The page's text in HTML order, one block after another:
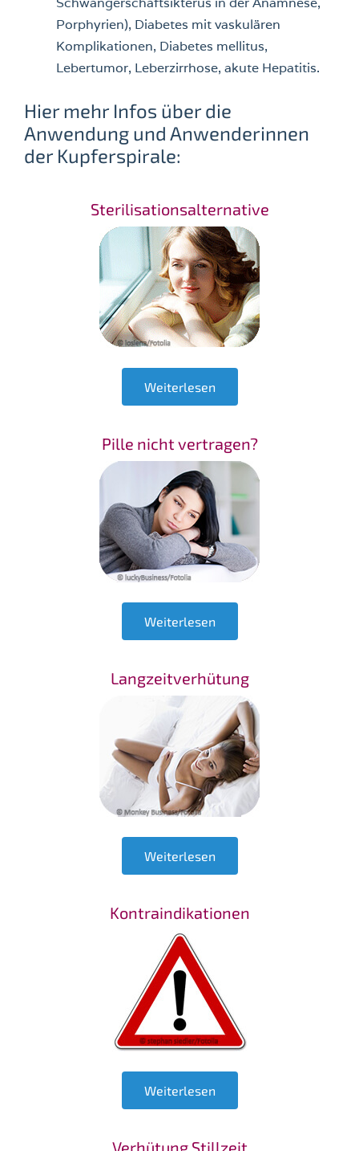
Porphyrien), Diabetes mit vaskulären
Komplikationen, Diabetes mellitus,
Lebertumor, Leberzirrhose, akute Hepatitis.
Hier mehr Infos über die
Anwendung und Anwenderinnen
der Kupferspirale:
Sterilisationsalternative
Weiterlesen
Pille nicht vertragen?
Weiterlesen
Langzeitverhütung
Weiterlesen
Kontraindikationen
Weiterlesen
Verhütung Stillzeit